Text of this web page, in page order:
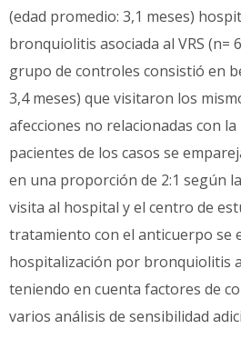
(edad promedio: 3,1 meses)
bronquiolitis asociada al VRS (n=
grupo de controles consistió en
3,4 meses) que visitaron los
afecciones no relacionadas con la
pacientes de los casos se
en una proporción de 2:1 según
visita al hospital y el centro de
tratamiento con el anticuerpo se
hospitalización por bronquiolitis
teniendo en cuenta factores de
varios análisis de sensibilidad